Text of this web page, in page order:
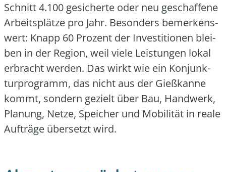
Schnitt 4.100 gesi­cher­te oder neu geschaf­fe­ne
Arbeits­plät­ze pro Jahr. Beson­ders bemer­kens­
wert: Knapp 60 Pro­zent der Inves­ti­tio­nen blei­
ben in der Regi­on, weil vie­le Leis­tun­gen lokal
erbracht wer­den. Das wirkt wie ein Kon­junk­
tur­pro­gramm, das nicht aus der Gieß­kan­ne
kommt, son­dern gezielt über Bau, Hand­werk,
Pla­nung, Net­ze, Spei­cher und Mobi­li­tät in rea­le
Auf­trä­ge über­setzt wird.